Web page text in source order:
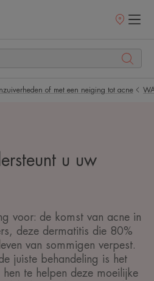
of met een neiging tot acne
u uw
voor: de komst van acne in
deze dermatitis die 80%
van sommigen verpest.
juiste behandeling is het
te helpen deze moeilijke